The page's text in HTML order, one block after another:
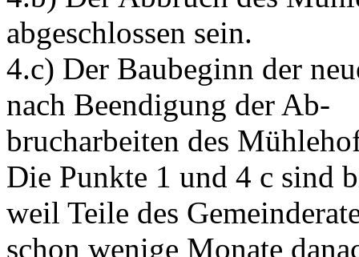
abgeschlossen sein.
4.c) Der Baubeginn der
nach Beendigung der Ab-
brucharbeiten des
Die Punkte 1 und 4 c sind
weil Teile des
schon wenige Monate